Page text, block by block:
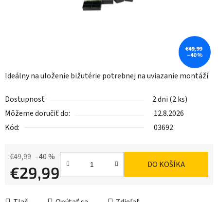
Ideálny na uloženie bižutérie potrebnej na uviazanie montáží
Dostupnosť 2 dni (2 ks)
Môžeme doručiť do:
12.8.2026
Kód:
03692
€49,99 –40 %
€29,99 DO KOŠÍKA
€49,99
–40 %